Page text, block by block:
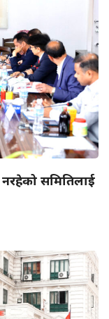
समितिलाई